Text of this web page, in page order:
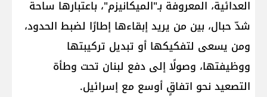
العدائية، المعروفة بـ"الميكانيزم"، باعتبارها ساحة
شدّ حبال، بين من يريد إبقاءها إطارًا لضبط الحدود،
ومن يسعى لتفكيكها أو تبديل تركيبتها
ووظيفتها، وصولًا إلى دفع لبنان تحت وطأة
التصعيد نحو اتفاقٍ أوسع مع إسرائيل.